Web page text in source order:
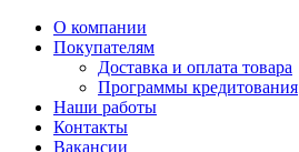
О компании
Покупателям
Доставка и оплата товара
Программы кредитования
Наши работы
Контакты
Вакансии